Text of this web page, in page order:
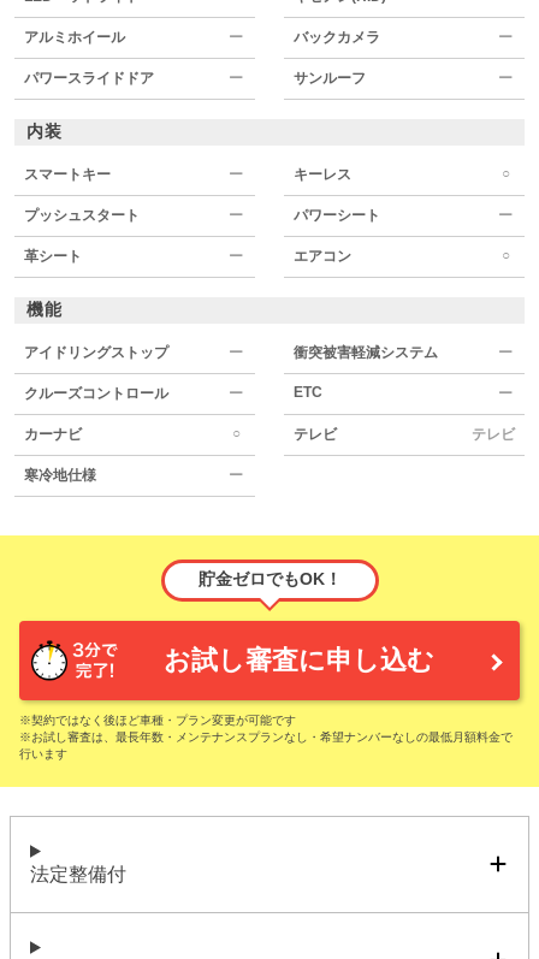
アルミホイール ー バックカメラ ー
パワースライドドア ー サンルーフ ー
内装
スマートキー ー キーレス ○
プッシュスタート ー パワーシート ー
革シート ー エアコン ○
機能
アイドリングストップ ー 衝突被害軽減システム ー
クルーズコントロール ー ETC ー
カーナビ ○ テレビ テレビ
寒冷地仕様 ー
貯金ゼロでもOK！
お試し審査に申し込む
※契約ではなく後ほど車種・プラン変更が可能です
※お試し審査は、最長年数・メンテナンスプランなし・希望ナンバーなしの最低月額料金で
行います
法定整備付